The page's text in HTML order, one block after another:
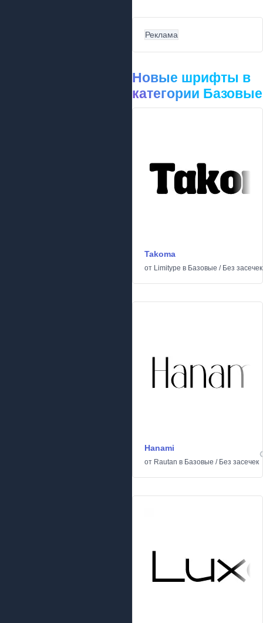
Реклама
Новые шрифты в
категории Базовые
Takoma
от Limitype в Базовые / Без засечек
Hanami
от Rautan в Базовые / Без засечек